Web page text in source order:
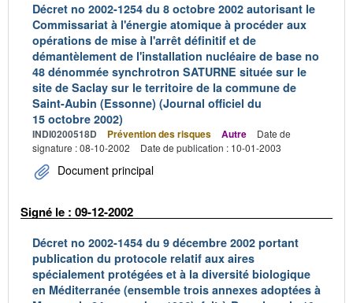
Décret no 2002-1254 du 8 octobre 2002 autorisant le
Commissariat à l'énergie atomique à procéder aux
opérations de mise à l'arrêt définitif et de
démantèlement de l'installation nucléaire de base no
48 dénommée synchrotron SATURNE située sur le
site de Saclay sur le territoire de la commune de
Saint-Aubin (Essonne) (Journal officiel du
15 octobre 2002)
INDI0200518D Prévention des risques Autre
Date de
signature : 08-10-2002
Date de publication : 10-01-2003
Document principal
Signé le : 09-12-2002
Décret no 2002-1454 du 9 décembre 2002 portant
publication du protocole relatif aux aires
spécialement protégées et à la diversité biologique
en Méditerranée (ensemble trois annexes adoptées à